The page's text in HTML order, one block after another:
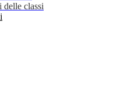
delle classi